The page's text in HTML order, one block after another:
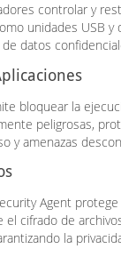
controlar y
unidades USB y
datos
bloquear la
peligrosas,
y amenazas
Agent
cifrado de
la